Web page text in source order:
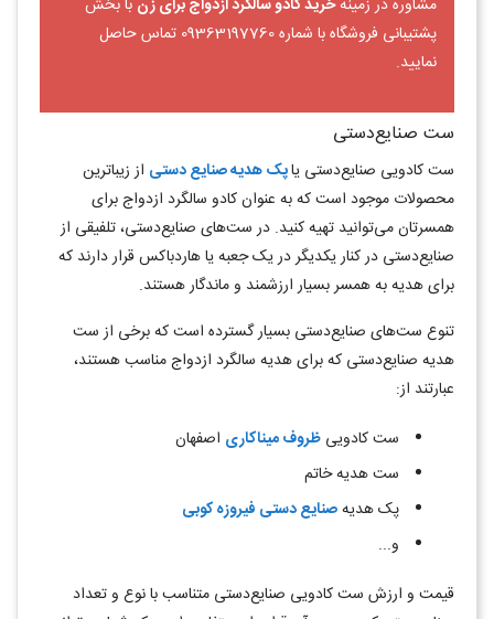
مشاوره در زمینهخرید کادو سالگرد ازدواج برای زن با بخش
پشتیبانی فروشگاه با شماره 09363197760 تماس حاصل
نمایید.
ست صنایع‌دستی
ست کادویی صنایع‌دستی یاپک هدیه صنایع دستی از زیباترین
محصولات موجود است که به عنوان کادو سالگرد ازدواج برای
همسرتان می‌توانید تهیه کنید. در ست‌های صنایع‌دستی، تلفیقی از
صنایع‌دستی در کنار یکدیگر در یک جعبه یا هاردباکس قرار دارند که
برای هدیه به همسر بسیار ارزشمند و ماندگار هستند.
تنوع ست‌های صنایع‌دستی بسیار گسترده است که برخی از ست
هدیه صنایع‌دستی که برای هدیه سالگرد ازدواج مناسب هستند،
عبارتند از:
ست کادویی ظروف میناکاری اصفهان
ست هدیه خاتم
پک هدیهصنایع دستی فیروزه‌ کوبی
و...
قیمت و ارزش ست کادویی صنایع‌دستی متناسب با نوع و تعداد